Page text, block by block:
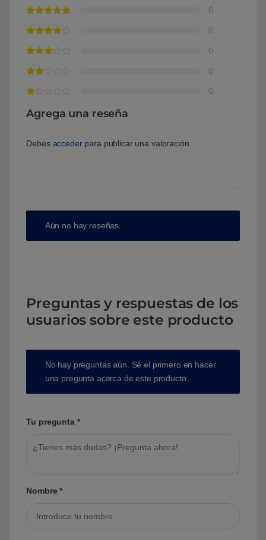
0
0
0
0
0
Agrega una reseña
Debes accederpara publicar una valoración.
Aún no hay reseñas.
Preguntas y respuestas de los
usuarios sobre este producto
No hay preguntas aún. Sé el primero en hacer
una pregunta acerca de este producto.
Tu pregunta *
Nombre*